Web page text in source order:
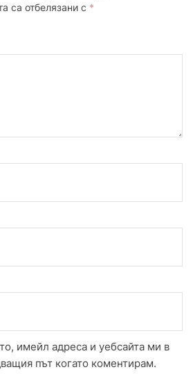
са отбелязани с *
имейл адреса и уебсайта ми в
път когато коментирам.